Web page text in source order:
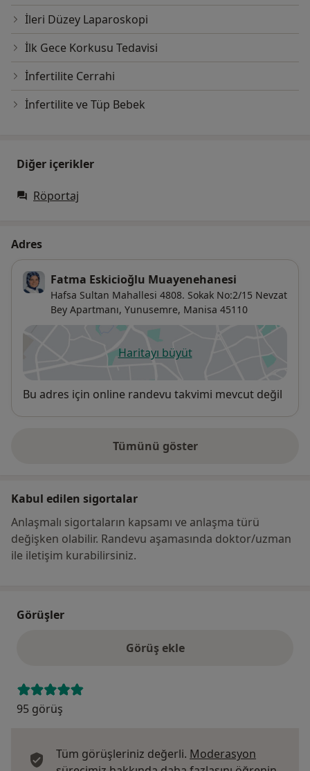
İleri Düzey Laparoskopi
İlk Gece Korkusu Tedavisi
İnfertilite Cerrahi
İnfertilite ve Tüp Bebek
Diğer içerikler
Röportaj
Adres
Fatma Eskicioğlu Muayenehanesi
Hafsa Sultan Mahallesi 4808. Sokak No:2/15 Nevzat
Bey Apartmanı, Yunusemre, Manisa 45110
Haritayı büyütyeni bir sekmede açılır
Uygunluk
Bu adres için online randevu takvimi mevcut değil
Tümünü göster
adres hakkında
Kabul edilen sigortalar
Anlaşmalı sigortaların kapsamı ve anlaşma türü
değişken olabilir. Randevu aşamasında doktor/uzman
ile iletişim kurabilirsiniz.
Görüşler
Görüş ekle
95 görüş
Tüm görüşleriniz değerli. Moderasyon